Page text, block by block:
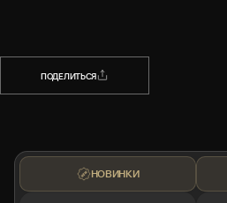
ПОДЕЛИТЬСЯ
НОВИНКИ